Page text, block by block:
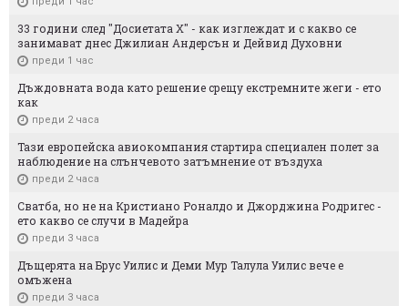
33 години след "Досиетата X" - как изглеждат и с какво се
занимават днес Джилиан Андерсън и Дейвид Духовни
преди 1 час
Дъждовната вода като решение срещу екстремните жеги - ето
как
преди 2 часа
Тази европейска авиокомпания стартира специален полет за
наблюдение на слънчевото затъмнение от въздуха
преди 2 часа
Сватба, но не на Кристиано Роналдо и Джорджина Родригес -
ето какво се случи в Мадейра
преди 3 часа
Дъщерята на Брус Уилис и Деми Мур Талула Уилис вече е
омъжена
преди 3 часа